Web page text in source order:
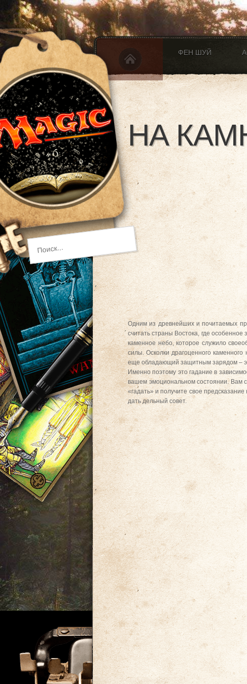
ФЕН ШУЙ
НА
Одним из древнейших и почитаемых
считать страны Востока, где
каменное небо, которое служило
силы. Осколки драгоценного
еще обладающий защитным зарядом –
Именно поэтому это гадание в
вашем эмоциональном состоянии. Вам
«гадать» и получите свое
дать дельный совет.